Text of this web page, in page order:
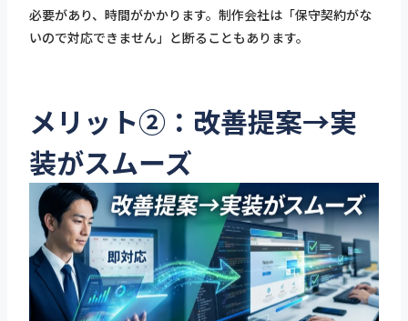
必要があり、時間がかかります。制作会社は「保守契約がな
いので対応できません」と断ることもあります。
メリット②：改善提案→実
装がスムーズ